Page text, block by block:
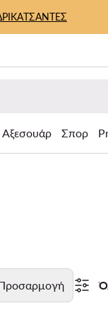
ΤΣΑΝΤΕΣ
Αξεσουάρ Σπορ